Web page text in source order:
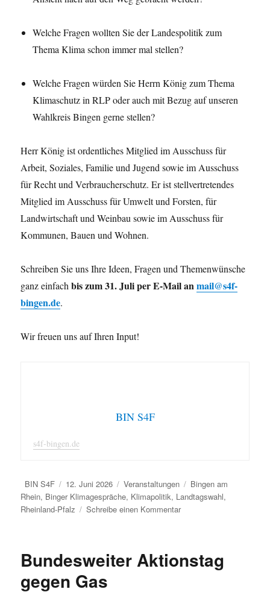
Welche Fragen wollten Sie der Landespolitik zum
Thema Klima schon immer mal stellen?
Welche Fragen würden Sie Herrn König zum Thema
Klimaschutz in RLP oder auch mit Bezug auf unseren
Wahlkreis Bingen gerne stellen?
Herr König ist ordentliches Mitglied im Ausschuss für
Arbeit, Soziales, Familie und Jugend sowie im Ausschuss
für Recht und Verbraucherschutz. Er ist stellvertretendes
Mitglied im Ausschuss für Umwelt und Forsten, für
Landwirtschaft und Weinbau sowie im Ausschuss für
Kommunen, Bauen und Wohnen.
Schreiben Sie uns Ihre Ideen, Fragen und Themenwünsche
ganz einfachbis zum 31. Juli per E-Mail anmail@s4f-
bingen.de.
Wir freuen uns auf Ihren Input!
BIN S4F
s4f-bingen.de
Autor
BIN S4F
Veröffentlicht
am
12. Juni 2026 Kategorien
Veranstaltungen Schlagwörter
Bingen am
Rhein, Binger Klimagespräche, Klimapolitik, Landtagswahl,
Rheinland-Pfalz
Schreibe einen Kommentarzu
Michael
Bundesweiter Aktionstag
gegen Gas